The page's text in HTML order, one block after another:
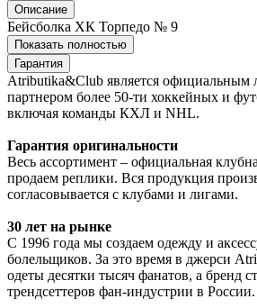
Описание
Бейсболка ХК Торпедо № 9
Показать полностью
Гарантия
Atributika&Club является
партнером более 50-ти хоккейных и
включая команды КХЛ и NHL.
Гарантия оригинальности
Весь ассортимент – официальная
продаем реплики. Вся продукция
согласовывается с клубами и лигами.
30 лет на рынке
С 1996 года мы создаем одежду и
болельщиков. За это время в джерси
одеты десятки тысяч фанатов, а бренд
трендсеттеров фан-индустрии в России.